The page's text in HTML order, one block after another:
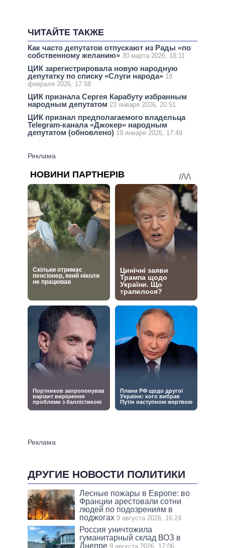
ЧИТАЙТЕ ТАКЖЕ
Как часто депутатов отпускают из Рады «по
собственному желанию» 30 марта 2026, 18:11
ЦИК зарегистрировала новую народную
депутатку по списку «Слуги народа» 18
февраля 2026, 17:58
ЦИК признала Сергея Карабуту избранным
народным депутатом 23 января 2026, 20:51
ЦИК признал предполагаемого владельца
Telegram-канала «Джокер» народным
депутатом (обновлено) 19 января 2026, 17:49
ДРУГИЕ НОВОСТИ ПОЛИТИКИ
Лесные пожары в Европе: во
Франции арестовали сотни
людей по подозрениям в
поджогах 9 августа 2026, 16:24
Россия уничтожила
гуманитарный склад ВОЗ в
Днепре 9 августа 2026, 17:06